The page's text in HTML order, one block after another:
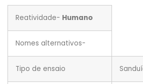
Reatividade- Humano
Nomes alternativos-
Tipo de ensaio